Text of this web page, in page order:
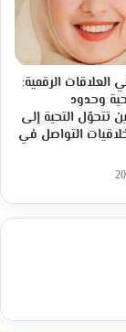
العلاقات الرقمية:
وحدود
تتحوّل التحية إلى
التواصل في